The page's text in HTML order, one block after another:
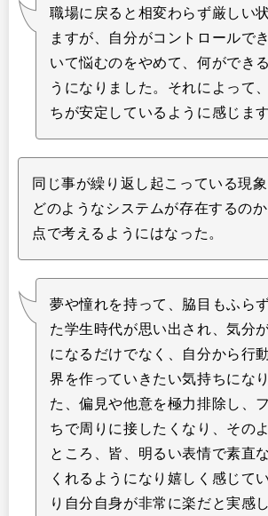
職場に戻ると相変わらず厳しい
ますが、自分がコントロールで
いて悩むのをやめて、何ができ
うになりました。それによって
ちが安定しているように感じます
同じ事が繰り返し起こっている現象
どのようなシステムが存在するの
点で考えるようにはなった。
夢や憧れを持って、脇目もふら
た学生時代が思い出され、気分
になるだけでなく、自分から行
界を作っていきたい気持ちにな
た、偏見や他意を極力排除し、
ちで周りに接したくなり、その
ところ、皆、明るい表情で素直
くれるようになり嬉しく感じて
り自分自身が非常に楽だと実感